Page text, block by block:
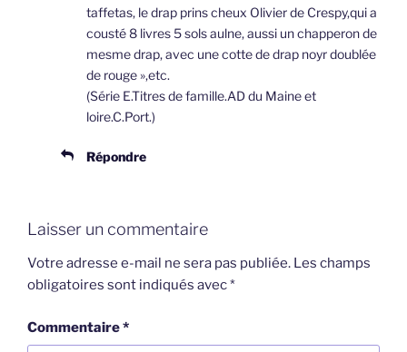
taffetas, le drap prins cheux Olivier de Crespy,qui a
cousté 8 livres 5 sols aulne, aussi un chapperon de
mesme drap, avec une cotte de drap noyr doublée
de rouge »,etc.
(Série E.Titres de famille.AD du Maine et
loire.C.Port.)
Répondre
Laisser un commentaire
Votre adresse e-mail ne sera pas publiée. Les champs
obligatoires sont indiqués avec*
Commentaire*